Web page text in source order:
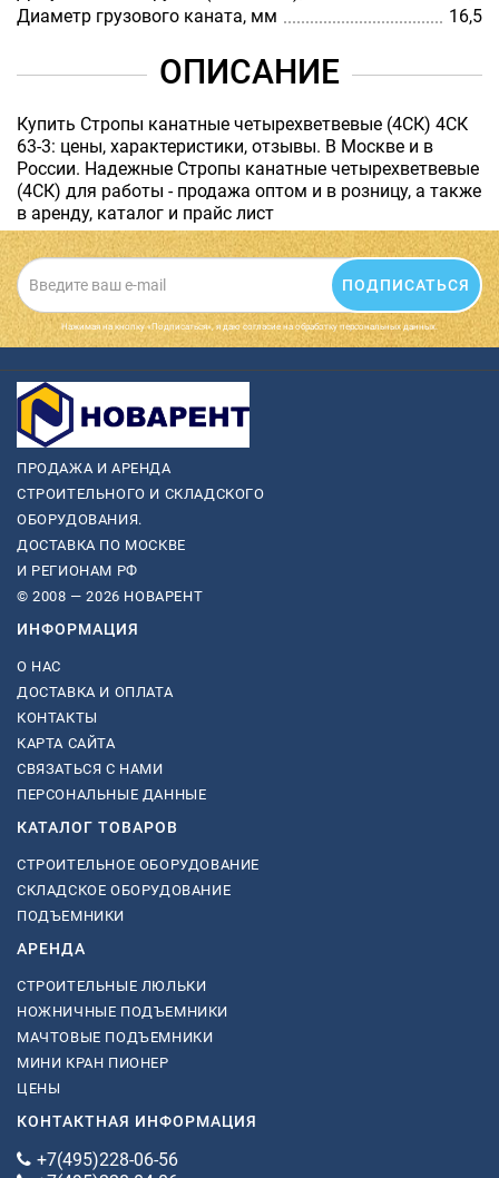
Диаметр грузового каната, мм
16,5
ОПИСАНИЕ
Купить Стропы канатные четырехветвевые (4СК) 4СК
63-3: цены, характеристики, отзывы. В Москве и в
России. Надежные Стропы канатные четырехветвевые
(4СК) для работы - продажа оптом и в розницу, а также
в аренду, каталог и прайс лист
ПОДПИСАТЬСЯ
Нажимая на кнопку «Подписаться», я даю cогласие на обработку персональных данных.
ПРОДАЖА И АРЕНДА
СТРОИТЕЛЬНОГО И СКЛАДСКОГО
ОБОРУДОВАНИЯ.
ДОСТАВКА ПО МОСКВЕ
И РЕГИОНАМ РФ
© 2008 — 2026 НОВАРЕНТ
ИНФОРМАЦИЯ
О НАС
ДОСТАВКА И ОПЛАТА
КОНТАКТЫ
КАРТА САЙТА
СВЯЗАТЬСЯ С НАМИ
ПЕРСОНАЛЬНЫЕ ДАННЫЕ
КАТАЛОГ ТОВАРОВ
СТРОИТЕЛЬНОЕ ОБОРУДОВАНИЕ
СКЛАДСКОЕ ОБОРУДОВАНИЕ
ПОДЪЕМНИКИ
АРЕНДА
СТРОИТЕЛЬНЫЕ ЛЮЛЬКИ
НОЖНИЧНЫЕ ПОДЪЕМНИКИ
МАЧТОВЫЕ ПОДЪЕМНИКИ
МИНИ КРАН ПИОНЕР
ЦЕНЫ
КОНТАКТНАЯ ИНФОРМАЦИЯ
+7(495)228-06-56